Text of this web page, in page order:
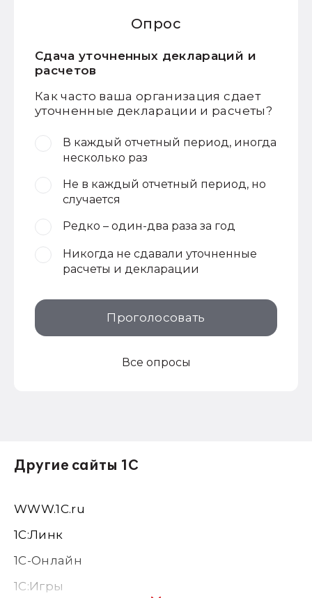
Опрос
Сдача уточненных деклараций и
расчетов
Как часто ваша организация сдает
уточненные декларации и расчеты?
В каждый отчетный период, иногда
несколько раз
Не в каждый отчетный период, но
случается
Редко – один-два раза за год
Никогда не сдавали уточненные
расчеты и декларации
Проголосовать
Все опросы
Другие сайты 1С
WWW.1С.ru
1С:Линк
1С-Онлайн
1C:Игры